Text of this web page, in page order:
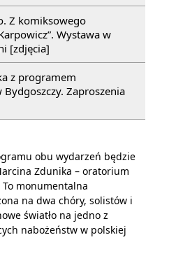
Z komiksowego
Wystawa w
[zdjęcia]
z programem
Bydgoszczy. Zaproszenia
obu wydarzeń będzie
Zdunika – oratorium
To monumentalna
na dwa chóry, solistów i
światło na jedno z
nabożeństw w polskiej